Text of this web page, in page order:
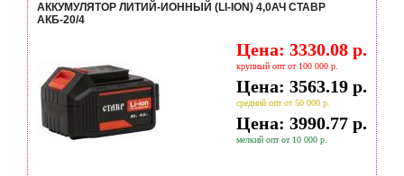
АККУМУЛЯТОР ЛИТИЙ-ИОННЫЙ (LI-ION) 4,0АЧ СТАВР
АКБ-20/4
Цена: 3330.08 р.
крупный опт от 100 000 р.
Цена: 3563.19 р.
средний опт от 50 000 р.
Цена: 3990.77 р.
мелкий опт от 10 000 р.